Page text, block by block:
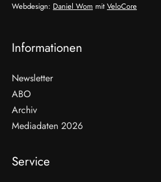
Webdesign: Daniel Wom mit VeloCore
Informationen
Newsletter
ABO
Archiv
Mediadaten 2026
Service